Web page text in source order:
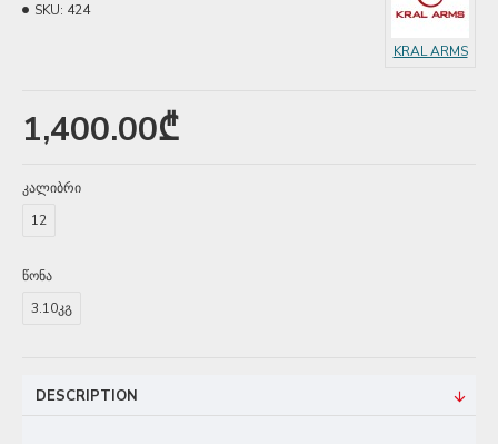
1,400.00₾
SKU: 424
KRAL ARMS
კალიბრი
12
წონა
3.10კგ
DESCRIPTION